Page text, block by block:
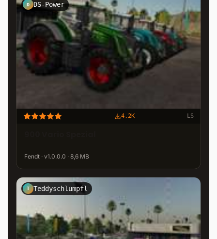
D DS-Power
4.2K LS
Fendt · v1.0.0.0 · 8,6 MB
T Teddyschlumpfl